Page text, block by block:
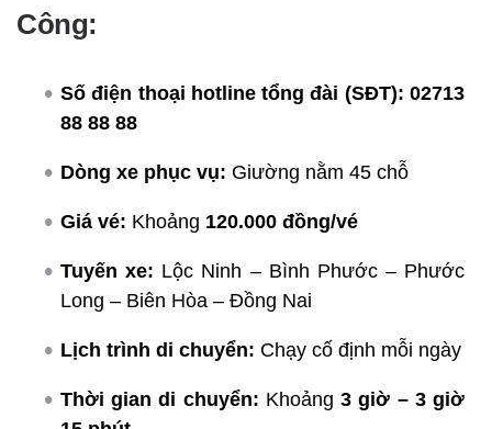
Công:
Số điện thoại hotline tổng đài (SĐT): 02713
88 88 88
Dòng xe phục vụ: Giường nằm 45 chỗ
Giá vé: Khoảng 120.000 đồng/vé
Tuyến xe: Lộc Ninh – Bình Phước – Phước
Long – Biên Hòa – Đồng Nai
Lịch trình di chuyển: Chạy cố định mỗi ngày
Thời gian di chuyển: Khoảng3 giờ – 3 giờ